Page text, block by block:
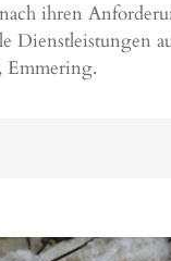
ihren
, Emmering.